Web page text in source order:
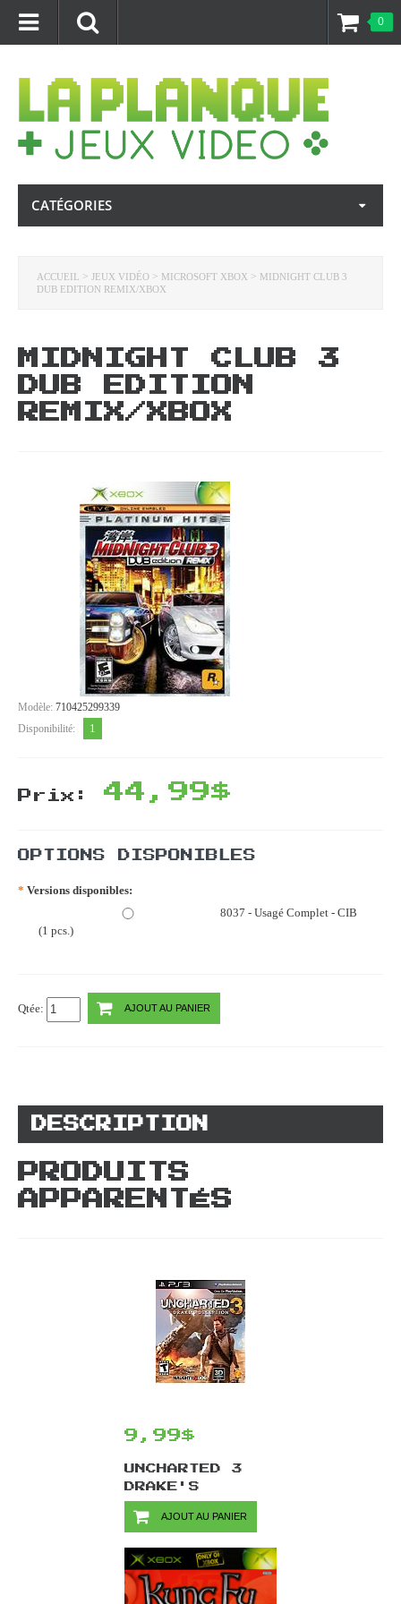
0
CATÉGORIES
ACCUEIL > JEUX VIDÉO > MICROSOFT XBOX > MIDNIGHT CLUB 3
DUB EDITION REMIX/XBOX
MIDNIGHT CLUB 3
DUB EDITION
REMIX/XBOX
Modèle: 710425299339
Disponibilité:
1
Prix: 44,99$
OPTIONS DISPONIBLES
* Versions disponibles:
8037 - Usagé Complet - CIB
(1 pcs.)
Qtée: AJOUT AU PANIER
DESCRIPTION
PRODUITS
APPARENTÉS
9,99$
UNCHARTED 3
DRAKE'S
DECEPTION/PS3
AJOUT AU PANIER